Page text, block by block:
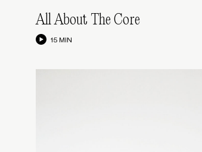
All About The Core
15 MIN